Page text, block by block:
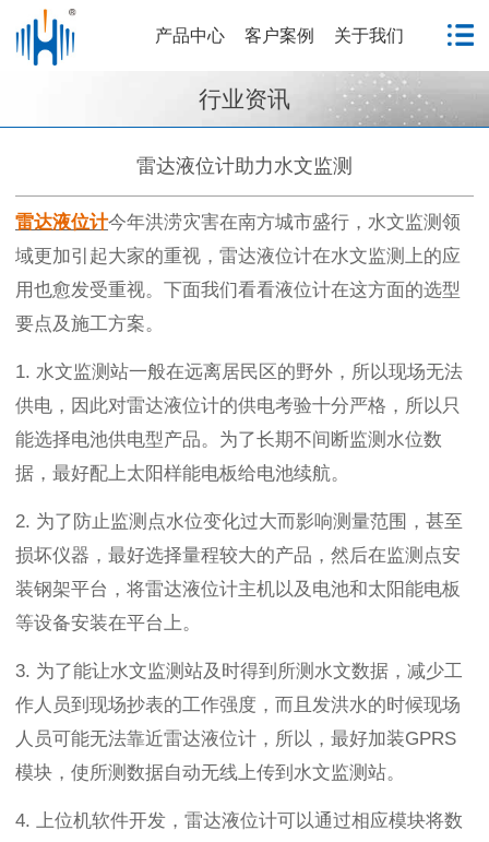
产品中心 客户案例 关于我们
行业资讯
雷达液位计助力水文监测
雷达液位计今年洪涝灾害在南方城市盛行，水文监测领
域更加引起大家的重视，雷达液位计在水文监测上的应
用也愈发受重视。下面我们看看液位计在这方面的选型
要点及施工方案。
1. 水文监测站一般在远离居民区的野外，所以现场无法
供电，因此对雷达液位计的供电考验十分严格，所以只
能选择电池供电型产品。为了长期不间断监测水位数
据，最好配上太阳样能电板给电池续航。
2. 为了防止监测点水位变化过大而影响测量范围，甚至
损坏仪器，最好选择量程较大的产品，然后在监测点安
装钢架平台，将雷达液位计主机以及电池和太阳能电板
等设备安装在平台上。
3. 为了能让水文监测站及时得到所测水文数据，减少工
作人员到现场抄表的工作强度，而且发洪水的时候现场
人员可能无法靠近雷达液位计，所以，最好加装GPRS
模块，使所测数据自动无线上传到水文监测站。
4. 上位机软件开发，雷达液位计可以通过相应模块将数